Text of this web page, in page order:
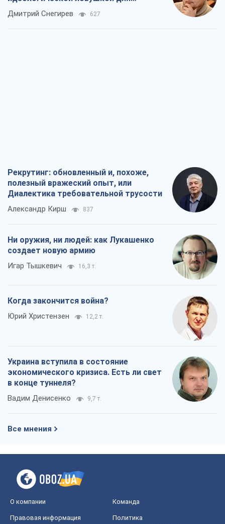
российских оккупантов
Дмитрий Снегирев 627
Рекрутинг: обновленный и, похоже,
полезный вражеский опыт, или
Диалектика требовательной трусости
Александр Кирш 837
Ни оружия, ни людей: как Лукашенко
создает новую армию
Игар Тышкевич 16,3 т.
Когда закончится война?
Юрий Христензен 12,2 т.
Украина вступила в состояние
экономического кризиса. Есть ли свет
в конце туннеля?
Вадим Денисенко 9,7 т.
Все мнения
О компании Команда
Правовая информация
Политика